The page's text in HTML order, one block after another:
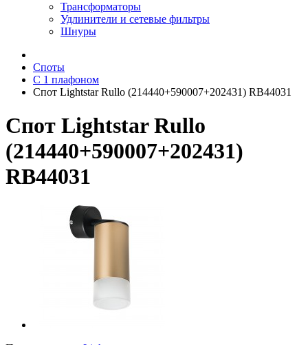
Трансформаторы
Удлинители и сетевые фильтры
Шнуры
Споты
С 1 плафоном
Спот Lightstar Rullo (214440+590007+202431) RB44031
Спот Lightstar Rullo
(214440+590007+202431)
RB44031